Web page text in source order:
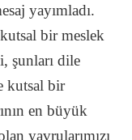
yayımladı.
bir meslek
şunları dile
kutsal bir
en büyük
yavrularımızı